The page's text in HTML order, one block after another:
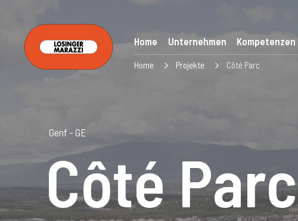
Home Unternehmen Kompetenzen
Home Projekte Côté Parc
Genf - GE
Côté Parc